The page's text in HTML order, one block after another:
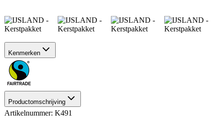
Kenmerken
Productomschrijving
Artikelnummer: K491